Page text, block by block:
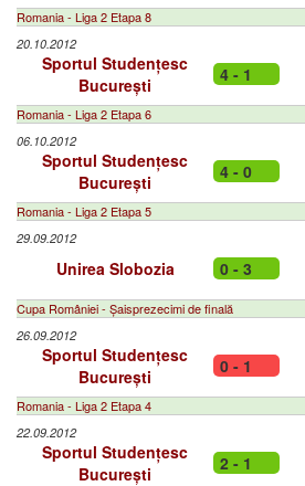
Romania - Liga 2 Etapa 8
20.10.2012
Sportul Studențesc
București
4 - 1
Romania - Liga 2 Etapa 6
06.10.2012
Sportul Studențesc
București
4 - 0
Romania - Liga 2 Etapa 5
29.09.2012
Unirea Slobozia 0 - 3
Cupa României - Șaisprezecimi de finală
26.09.2012
Sportul Studențesc
București
0 - 1
Romania - Liga 2 Etapa 4
22.09.2012
Sportul Studențesc
București
2 - 1